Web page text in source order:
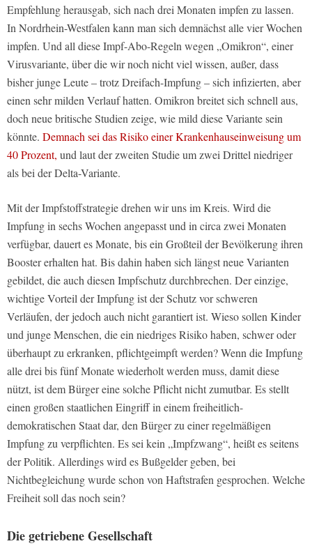
Empfehlung herausgab, sich nach drei Monaten impfen zu lassen.
In Nordrhein-Westfalen kann man sich demnächst alle vier Wochen
impfen. Und all diese Impf-Abo-Regeln wegen „Omikron“, einer
Virusvariante, über die wir noch nicht viel wissen, außer, dass
bisher junge Leute – trotz Dreifach-Impfung – sich infizierten, aber
einen sehr milden Verlauf hatten. Omikron breitet sich schnell aus,
doch neue britische Studien zeige, wie mild diese Variante sein
könnte. Demnach sei das Risiko einer Krankenhauseinweisung um
40 Prozent, und laut der zweiten Studie um zwei Drittel niedriger
als bei der Delta-Variante.
Mit der Impfstoffstrategie drehen wir uns im Kreis. Wird die
Impfung in sechs Wochen angepasst und in circa zwei Monaten
verfügbar, dauert es Monate, bis ein Großteil der Bevölkerung ihren
Booster erhalten hat. Bis dahin haben sich längst neue Varianten
gebildet, die auch diesen Impfschutz durchbrechen. Der einzige,
wichtige Vorteil der Impfung ist der Schutz vor schweren
Verläufen, der jedoch auch nicht garantiert ist. Wieso sollen Kinder
und junge Menschen, die ein niedriges Risiko haben, schwer oder
überhaupt zu erkranken, pflichtgeimpft werden? Wenn die Impfung
alle drei bis fünf Monate wiederholt werden muss, damit diese
nützt, ist dem Bürger eine solche Pflicht nicht zumutbar. Es stellt
einen großen staatlichen Eingriff in einem freiheitlich-
demokratischen Staat dar, den Bürger zu einer regelmäßigen
Impfung zu verpflichten. Es sei kein „Impfzwang“, heißt es seitens
der Politik. Allerdings wird es Bußgelder geben, bei
Nichtbegleichung wurde schon von Haftstrafen gesprochen. Welche
Freiheit soll das noch sein?
Die getriebene Gesellschaft